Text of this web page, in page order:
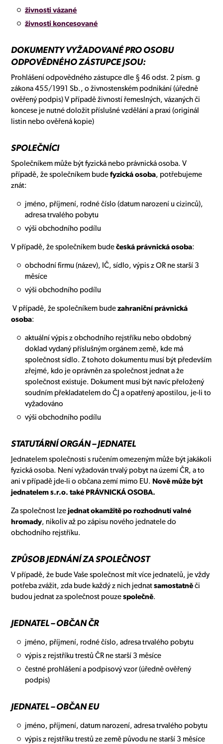
živnosti vázané
živnosti koncesované
DOKUMENTY VYŽADOVANÉ PRO OSOBU
ODPOVĚDNÉHO ZÁSTUPCE JSOU:
Prohlášení odpovědného zástupce dle § 46 odst. 2 písm. g
zákona 455/1991 Sb., o živnostenském podnikání (úředně
ověřený podpis) V případě živností řemeslných, vázaných či
koncese je nutné doložit příslušné vzdělání a praxi (originál
listin nebo ověřená kopie)
SPOLEČNÍCI
Společníkem může být fyzická nebo právnická osoba. V
případě, že společníkem budefyzická osoba, potřebujeme
znát:
jméno, příjmení, rodné číslo (datum narození u cizinců),
adresa trvalého pobytu
výši obchodního podílu
V případě, že společníkem budečeská právnická osoba:
obchodní firmu (název), IČ, sídlo, výpis z OR ne starší 3
měsíce
výši obchodního podílu
V případě, že společníkem budezahraniční právnická
osoba:
aktuální výpis z obchodního rejstříku nebo obdobný
doklad vydaný příslušným orgánem země, kde má
společnost sídlo. Z tohoto dokumentu musí být především
zřejmé, kdo je oprávněn za společnost jednat a že
společnost existuje. Dokument musí být navíc přeložený
soudním překladatelem do ČJ a opatřený apostilou, je-li to
vyžadováno
výši obchodního podílu
STATUTÁRNÍ ORGÁN – JEDNATEL
Jednatelem společnosti s ručením omezeným může být jakákoli
fyzická osoba. Není vyžadován trvalý pobyt na území ČR, a to
ani v případě jde-li o občana zemí mimo EU. Nově může být
jednatelem s.r.o. také PRÁVNICKÁ OSOBA.
Za společnost lzejednat okamžitě po rozhodnutí valné
hromady, nikoliv až po zápisu nového jednatele do
obchodního rejstříku.
ZPŮSOB JEDNÁNÍ ZA SPOLEČNOST
V případě, že bude Vaše společnost mít více jednatelů, je vždy
potřeba zvážit, zda bude každý z nich jednatsamostatněči
budou jednat za společnost pouzespolečně.
JEDNATEL – OBČAN ČR
jméno, příjmení, rodné číslo, adresa trvalého pobytu
výpis z rejstříku trestů ČR ne starší 3 měsíce
čestné prohlášení a podpisový vzor (úředně ověřený
podpis)
JEDNATEL – OBČAN EU
jméno, příjmení, datum narození, adresa trvalého pobytu
výpis z rejstříku trestů ze země původu ne starší 3 měsíce